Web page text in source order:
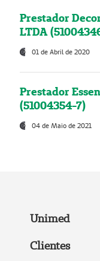
Prestador
LTDA
01 de Abril de 2020
Prestador
(51004354-7)
04 de Maio de 2021
Unimed
Clientes